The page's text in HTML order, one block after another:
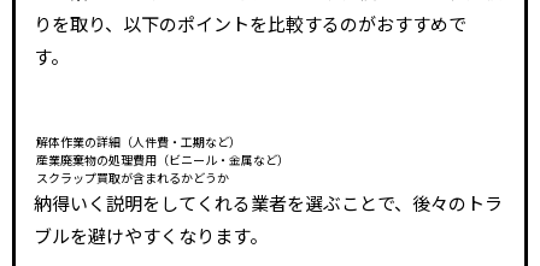
りを取り、以下のポイントを比較するのがおすすめで
す。
解体作業の詳細（人件費・工期など）
産業廃棄物の処理費用（ビニール・金属など）
スクラップ買取が含まれるかどうか
納得いく説明をしてくれる業者を選ぶことで、後々のトラ
ブルを避けやすくなります。